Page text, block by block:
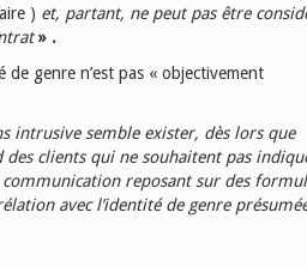
) et, partant, ne peut pas être
» .
de genre n’est pas « objectivement
intrusive semble exister, dès lors que
des clients qui ne souhaitent pas
reposant sur des
avec l’identité de genre